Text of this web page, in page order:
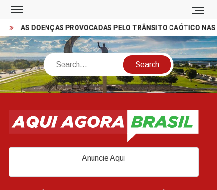
Skip
contentAS DOENÇAS PROVOCADAS PELO TRÂNSITO CAÓTICO NAS
Search
Anuncie Aqui